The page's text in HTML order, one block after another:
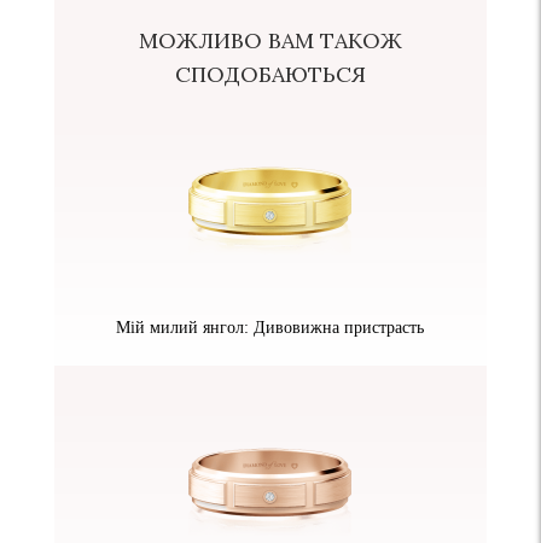
МОЖЛИВО ВАМ ТАКОЖ
СПОДОБАЮТЬСЯ
Мій милий янгол: Дивовижна пристрасть